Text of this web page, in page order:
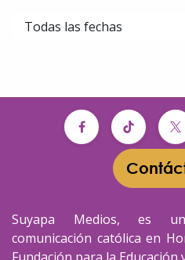
Suyapa Medios, es
comunicación católica en